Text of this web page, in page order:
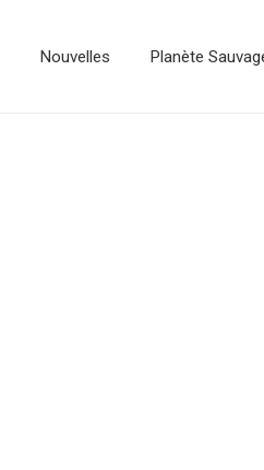
Nouvelles Planète